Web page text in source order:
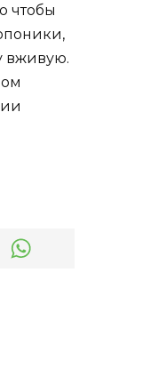
чтобы
вживую.